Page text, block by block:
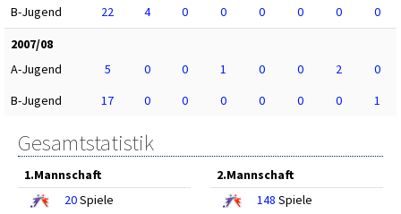
B-Jugend
22 4 0 0 0 0 0
0
2007/08
A-Jugend
5 0 0 1 0 0 2
0
B-Jugend
17 0 0 0 0 0 0 1
Gesamtstatistik
1.Mannschaft
20Spiele
2.Mannschaft
148 Spiele